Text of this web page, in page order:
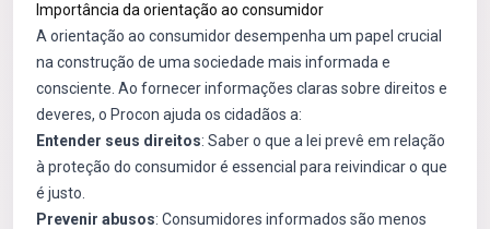
Importância da orientação ao consumidor
A orientação ao consumidor desempenha um papel crucial
na construção de uma sociedade mais informada e
consciente. Ao fornecer informações claras sobre direitos e
deveres, o Procon ajuda os cidadãos a:
Entender seus direitos: Saber o que a lei prevê em relação
à proteção do consumidor é essencial para reivindicar o que
é justo.
Prevenir abusos: Consumidores informados são menos